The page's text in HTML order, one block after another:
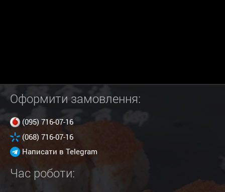
Оформити замовлення:
(095) 716-07-16
(068) 716-07-16
Написати в Telegram
Час роботи: